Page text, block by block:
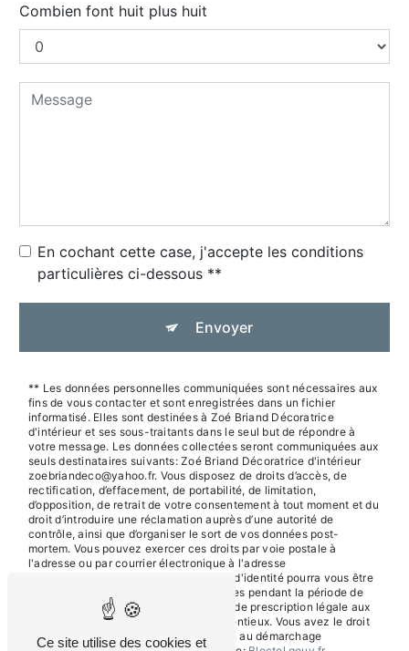
Combien font huit plus huit
En cochant cette case, j'accepte les conditions
particulières ci-dessous **
Envoyer
** Les données personnelles communiquées sont nécessaires aux
fins de vous contacter et sont enregistrées dans un fichier
informatisé. Elles sont destinées à Zoé Briand Décoratrice
d'intérieur et ses sous-traitants dans le seul but de répondre à
votre message. Les données collectées seront communiquées aux
seuls destinataires suivants: Zoé Briand Décoratrice d'intérieur
zoebriandeco@yahoo.fr. Vous disposez de droits d’accès, de
rectification, d’effacement, de portabilité, de limitation,
d’opposition, de retrait de votre consentement à tout moment et du
droit d’introduire une réclamation auprès d’une autorité de
contrôle, ainsi que d’organiser le sort de vos données post-
mortem. Vous pouvez exercer ces droits par voie postale à
l'adresse ou par courrier électronique à l'adresse
zoebriandeco@yahoo.fr. Un justificatif d'identité pourra vous être
demandé. Nous conservons vos données pendant la période de
prise de contact puis pendant la durée de prescription légale aux
fins probatoires et de gestion des contentieux. Vous avez le droit
de vous inscrire sur la liste d'opposition au démarchage
Ce site utilise des cookies et